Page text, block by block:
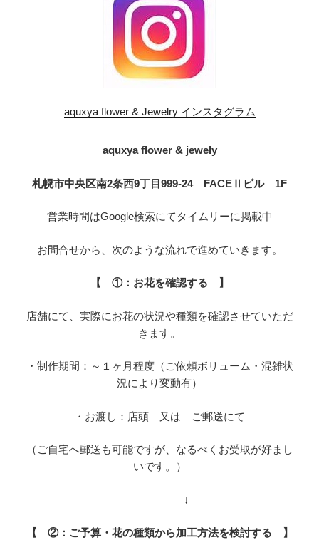
aquxya flower & Jewelry インスタグラム
aquxya flower & jewely
札幌市中央区南2条西9丁目999-24 FACEⅡビル 1F
営業時間はGoogle検索にてタイムリーに掲載中
お問合せから、次のような流れで進めていきます。
【 ①：お花を確認する 】
店舗にて、実際にお花の状況や種類を確認させていただ
きます。
・制作期間：～１ヶ月程度（ご依頼ボリューム・混雑状
況により変動有）
・お渡し：店頭 又は ご郵送にて
（ご自宅へ郵送も可能ですが、なるべくお受取が好まし
いです。）
↓
【 ②：ご予算・花の種類から加工方法を検討する 】